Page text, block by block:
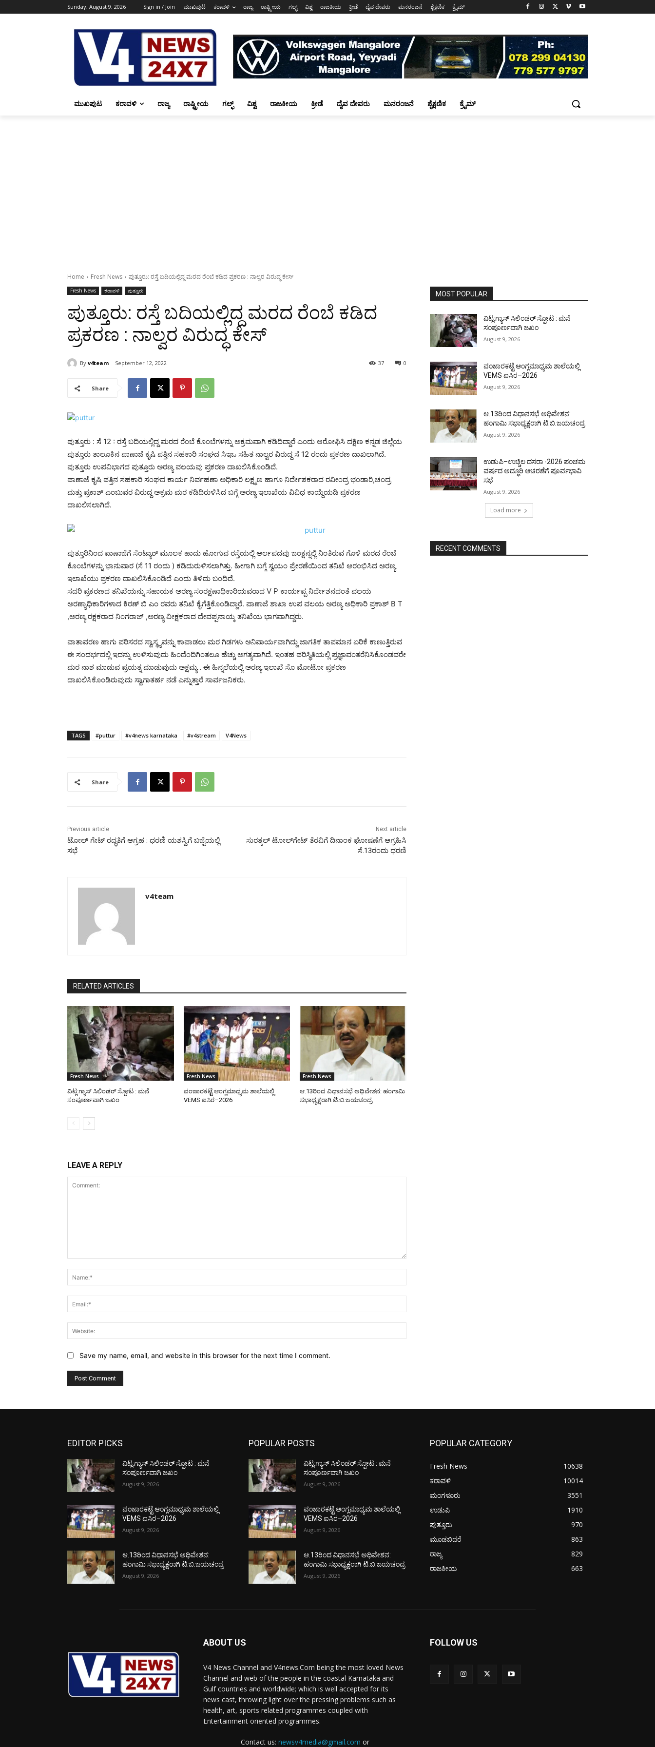
Sunday, August 9, 2026 Sign in / Join ಮುಖಪುಟ ಕರಾವಳಿ ರಾಜ್ಯ ರಾಷ್ಟ್ರೀಯ ಗಲ್ಫ್ ವಿಶ್ವ ರಾಜಕೀಯ ಕ್ರೀಡೆ ದೈವ ದೇವರು ಮನರಂಜನೆ ಶೈಕ್ಷಣಿಕ ಕ್ರೈಮ್
ಮುಖಪುಟ ಕರಾವಳಿ ರಾಜ್ಯ ರಾಷ್ಟ್ರೀಯ ಗಲ್ಫ್ ವಿಶ್ವ ರಾಜಕೀಯ ಕ್ರೀಡೆ ದೈವ ದೇವರು ಮನರಂಜನೆ ಶೈಕ್ಷಣಿಕ ಕ್ರೈಮ್
Home Fresh News ಪುತ್ತೂರು: ರಸ್ತೆ ಬದಿಯಲ್ಲಿದ್ದ ಮರದ ರೆಂಬೆ ಕಡಿದ ಪ್ರಕರಣ : ನಾಲ್ವರ ವಿರುದ್ಧ ಕೇಸ್
Fresh News ಕರಾವಳಿ ಪುತ್ತೂರು
ಪುತ್ತೂರು: ರಸ್ತೆ ಬದಿಯಲ್ಲಿದ್ದ ಮರದ ರೆಂಬೆ ಕಡಿದ
ಪ್ರಕರಣ : ನಾಲ್ವರ ವಿರುದ್ಧ ಕೇಸ್
By v4team September 12, 2022 0
37
Share
ಪುತ್ತೂರು : ಸೆ 12 : ರಸ್ತೆ ಬದಿಯಲ್ಲಿದ್ದ ಮರದ ರೆಂಬೆ ಕೊಂಬೆಗಳನ್ನು ಅಕ್ರಮವಾಗಿ ಕಡಿದಿದ್ದಾರೆ ಎಂದು ಆರೋಫಿಸಿ ದಕ್ಷಿಣ ಕನ್ನಡ ಜಿಲ್ಲೆಯ
ಪುತ್ತೂರು ತಾಲೂಕಿನ ಪಾಣಾಜೆ ಕೃಷಿ ಪತ್ತಿನ ಸಹಕಾರಿ ಸಂಘದ ಸಿಇಒ ಸಹಿತ ನಾಲ್ವರ ವಿರುದ್ದ ಸೆ 12 ರಂದು ಪ್ರಕರಣ ದಾಖಲಾಗಿದೆ.
ಪುತ್ತೂರು ಉಪವಿಭಾಗದ ಪುತ್ತೂರು ಅರಣ್ಯ ವಲಯವು ಪ್ರಕರಣ ದಾಖಲಿಸಿಕೊಂಡಿದೆ.
ಪಾಣಾಜೆ ಕೃಷಿ ಪತ್ತಿನ ಸಹಕಾರಿ ಸಂಘದ ಕಾರ್ಯ ನಿರ್ವಹಣಾ ಅಧಿಕಾರಿ ಲಕ್ಷ್ಮಣ ಹಾಗೂ ನಿರ್ದೇಶಕರಾದ ರವೀಂದ್ರ ಭಂಡಾರಿ,ಚಂದ್ರ
ಮತ್ತು ಪ್ರಕಾಶ್ ಎಂಬುವರ ವಿರುದ್ದ ಅಕ್ರಮ ಮರ ಕಡಿದಿರುಳಿಸಿದ ಬಗ್ಗೆ ಅರಣ್ಯ ಇಲಾಖೆಯ ವಿವಿಧ ಕಾಯ್ದೆಯಡಿ ಪ್ರಕರಣ
ದಾಖಲಿಸಲಾಗಿದೆ.
ಪುತ್ತೂರಿನಿಂದ ಪಾಣಾಜೆಗೆ ಸೆಂಟ್ಯಾರ್ ಮೂಲಕ ಹಾದು ಹೋಗುವ ರಸ್ತೆಯಲ್ಲಿ ಆರ್ಲಪದವು ಜಂಕ್ಷನ್ನಲ್ಲಿ ನಿಂತಿರುವ ಗೊಳಿ ಮರದ ರೆಂಬೆ
ಕೊಂಬೆಗಳನ್ನು ಭಾನುವಾರ (ಸೆ 11 ರಂದು ) ಕಡಿದುರುಳಿಸಲಾಗಿತ್ತು. ಹೀಗಾಗಿ ಬಗ್ಗೆ ಸ್ವಯಂ ಪ್ರೇರಣೆಯಿಂದ ತನಿಖೆ ಆರಂಭಿಸಿದ ಅರಣ್ಯ
ಇಲಾಖೆಯು ಪ್ರಕರಣ ದಾಖಲಿಸಿಕೊಂಡಿದೆ ಎಂದು ತಿಳಿದು ಬಂದಿದೆ.
ಸದರಿ ಪ್ರಕರಣದ ತನಿಖೆಯನ್ನು ಸಹಾಯಕ ಅರಣ್ಯ ಸಂರಕ್ಷಣಾಧಿಕಾರಿಯವರಾದ V P ಕಾರ್ಯಪ್ಪ ನಿರ್ದೇಶನದಂತೆ ವಲಯ
ಅರಣ್ಯಾಧಿಕಾರಿಗಳಾದ ಕಿರಣ್ ಬಿ ಎಂ ರವರು ತನಿಖೆ ಕೈಗೆತ್ತಿಕೊಂಡಿದ್ದಾರೆ. ಪಾಣಾಜೆ ಶಾಖಾ ಉಪ ವಲಯ ಅರಣ್ಯ ಅಧಿಕಾರಿ ಪ್ರಕಾಶ್ B T
,ಅರಣ್ಯ ರಕ್ಷಕರಾದ ನಿಂಗರಾಜ್ ,ಅರಣ್ಯ ವೀಕ್ಷಕರಾದ ದೇವಪ್ಪನಾಯ್ಕ ತನಿಖೆಯ ಭಾಗವಾಗಿದ್ದರು.
ವಾತಾವರಣ ಹಾಗು ಪರಿಸರದ ಸ್ವಾಸ್ಥ್ಯವನ್ನು ಕಾಪಾಡಲು ಮರ ಗಿಡಗಳು ಅನಿವಾರ್ಯವಾಗಿದ್ದು ಜಾಗತಿಕ ತಾಪಮಾನ ಏರಿಕೆ ಕಾಣುತ್ತಿರುವ
ಈ ಸಂದರ್ಭದಲ್ಲಿ ಇದನ್ನು ಉಳಿಸುವುದು ಹಿಂದೆಂದಿಗಿಂತಲೂ ಹೆಚ್ಚು ಅಗತ್ಯವಾಗಿದೆ. ಇಂತಹ ಪರಿಸ್ಥಿತಿಯಲ್ಲಿ ಪ್ರಜ್ಞಾವಂತರೆನಿಸಿಕೊಂಡವರೇ
ಮರ ನಾಶ ಮಾಡುವ ಪ್ರಯತ್ನ ಮಾಡುವುದು ಅಕ್ಷಮ್ಯ . ಈ ಹಿನ್ನಲೆಯಲ್ಲಿ ಅರಣ್ಯ ಇಲಾಖೆ ಸೊ ಮೋಟೋ ಪ್ರಕರಣ
ದಾಖಲಿಸಿಕೊಂಡಿರುವುದು ಸ್ವಾಗಾತರ್ಹ ನಡೆ ಎನ್ನುತ್ತಾರೆ ಸಾರ್ವಜನಿಕರು.
TAGS #puttur #v4news karnataka #v4stream V4News
Share
Previous article
ಟೋಲ್ ಗೇಟ್ ರದ್ಧತಿಗೆ ಆಗ್ರಹ : ಧರಣಿ ಯಶಸ್ವಿಗೆ ಬಜ್ಪೆಯಲ್ಲಿ
ಸಭೆ
Next article
ಸುರತ್ಕಲ್ ಟೋಲ್‍ಗೇಟ್ ತೆರವಿಗೆ ದಿನಾಂಕ ಘೋಷಣೆಗೆ ಆಗ್ರಹಿಸಿ
ಸೆ.13ರಂದು ಧರಣಿ
v4team
RELATED ARTICLES
Fresh News
ವಿಟ್ಲ:ಗ್ಯಾಸ್ ಸಿಲಿಂಡರ್ ಸ್ಪೋಟ : ಮನೆ
ಸಂಪೂರ್ಣವಾಗಿ ಜಖಂ
Fresh News
ವಂಜಾರಕಟ್ಟೆ ಆಂಗ್ಲಮಾಧ್ಯಮ ಶಾಲೆಯಲ್ಲಿ
VEMS ಐಸಿರ–2026
Fresh News
ಆ.13ರಿಂದ ವಿಧಾನಸಭೆ ಅಧಿವೇಶನ: ಹಂಗಾಮಿ
ಸಭಾಧ್ಯಕ್ಷರಾಗಿ ಟಿ.ಬಿ.ಜಯಚಂದ್ರ
LEAVE A REPLY
Save my name, email, and website in this browser for the next time I comment.
MOST POPULAR
ವಿಟ್ಲ:ಗ್ಯಾಸ್ ಸಿಲಿಂಡರ್ ಸ್ಪೋಟ : ಮನೆ
ಸಂಪೂರ್ಣವಾಗಿ ಜಖಂ
August 9, 2026
ವಂಜಾರಕಟ್ಟೆ ಆಂಗ್ಲಮಾಧ್ಯಮ ಶಾಲೆಯಲ್ಲಿ
VEMS ಐಸಿರ–2026
August 9, 2026
ಆ.13ರಿಂದ ವಿಧಾನಸಭೆ ಅಧಿವೇಶನ:
ಹಂಗಾಮಿ ಸಭಾಧ್ಯಕ್ಷರಾಗಿ ಟಿ.ಬಿ.ಜಯಚಂದ್ರ
August 9, 2026
ಉಡುಪಿ–ಉಚ್ಚಿಲ ದಸರಾ -2026 ಪಂಚಮ
ವರ್ಷದ ಅದ್ಧೂರಿ ಆಚರಣೆಗೆ ಪೂರ್ವಭಾವಿ
ಸಭೆ
August 9, 2026
Load more
RECENT COMMENTS
EDITOR PICKS
ವಿಟ್ಲ:ಗ್ಯಾಸ್ ಸಿಲಿಂಡರ್ ಸ್ಪೋಟ : ಮನೆ
ಸಂಪೂರ್ಣವಾಗಿ ಜಖಂ
August 9, 2026
ವಂಜಾರಕಟ್ಟೆ ಆಂಗ್ಲಮಾಧ್ಯಮ ಶಾಲೆಯಲ್ಲಿ
VEMS ಐಸಿರ–2026
August 9, 2026
ಆ.13ರಿಂದ ವಿಧಾನಸಭೆ ಅಧಿವೇಶನ:
ಹಂಗಾಮಿ ಸಭಾಧ್ಯಕ್ಷರಾಗಿ ಟಿ.ಬಿ.ಜಯಚಂದ್ರ
August 9, 2026
POPULAR POSTS
ವಿಟ್ಲ:ಗ್ಯಾಸ್ ಸಿಲಿಂಡರ್ ಸ್ಪೋಟ : ಮನೆ
ಸಂಪೂರ್ಣವಾಗಿ ಜಖಂ
August 9, 2026
ವಂಜಾರಕಟ್ಟೆ ಆಂಗ್ಲಮಾಧ್ಯಮ ಶಾಲೆಯಲ್ಲಿ
VEMS ಐಸಿರ–2026
August 9, 2026
ಆ.13ರಿಂದ ವಿಧಾನಸಭೆ ಅಧಿವೇಶನ:
ಹಂಗಾಮಿ ಸಭಾಧ್ಯಕ್ಷರಾಗಿ ಟಿ.ಬಿ.ಜಯಚಂದ್ರ
August 9, 2026
POPULAR CATEGORY
Fresh News
10638
ಕರಾವಳಿ
10014
ಮಂಗಳೂರು
3551
ಉಡುಪಿ
1910
ಪುತ್ತೂರು
970
ಮೂಡಬಿದರೆ
863
ರಾಜ್ಯ
829
ರಾಜಕೀಯ
663
ABOUT US
V4 News Channel and V4news.Com being the most loved News
Channel and web of the people in the coastal Karnataka and
Gulf countries and worldwide; which is well accepted for its
news cast, throwing light over the pressing problems such as
health, art, sports related programmes coupled with
Entertainment oriented programmes.
Contact us: newsv4media@gmail.com or
FOLLOW US